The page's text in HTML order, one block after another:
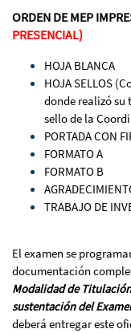
ORDEN DE MEP
PRESENCIAL)
HOJA BLANCA
HOJA SELLOS
donde realizó
sello de la
PORTADA CON
FORMATO A
FORMATO B
TRABAJO DE
El examen se
documentación
Modalidad de
sustentación del
deberá entregar este